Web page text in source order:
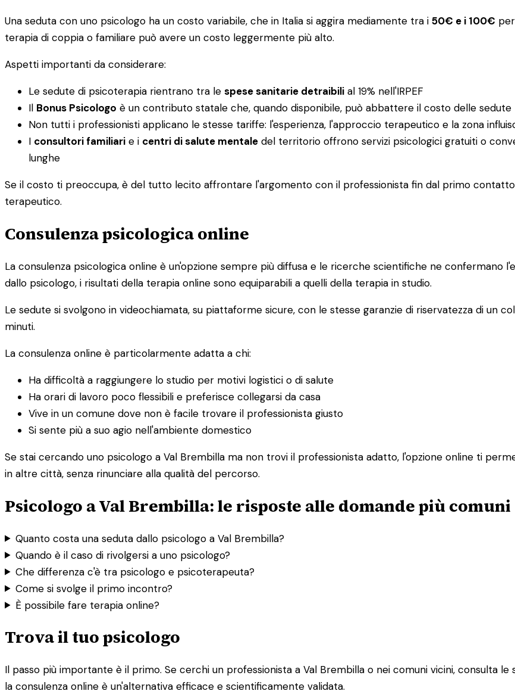
Una seduta con uno psicologo ha un costo variabile, che in Italia si aggira mediamente tra i 50€ e i 100€
terapia di coppia o familiare può avere un costo leggermente più alto.
Aspetti importanti da considerare:
Le sedute di psicoterapia rientrano tra le spese sanitarie detraibili al 19% nell'IRPEF
Il Bonus Psicologo è un contributo statale che, quando disponibile, può abbattere il costo delle
Non tutti i professionisti applicano le stesse tariffe: l'esperienza, l'approccio terapeutico e la zona
I consultori familiari e i centri di salute mentale del territorio offrono servizi psicologici gratuiti o
lunghe
Se il costo ti preoccupa, è del tutto lecito affrontare l'argomento con il professionista fin dal primo
terapeutico.
Consulenza psicologica online
La consulenza psicologica online è un'opzione sempre più diffusa e le ricerche scientifiche ne
dallo psicologo, i risultati della terapia online sono equiparabili a quelli della terapia in studio.
Le sedute si svolgono in videochiamata, su piattaforme sicure, con le stesse garanzie di riservatezza di un
minuti.
La consulenza online è particolarmente adatta a chi:
Ha difficoltà a raggiungere lo studio per motivi logistici o di salute
Ha orari di lavoro poco flessibili e preferisce collegarsi da casa
Vive in un comune dove non è facile trovare il professionista giusto
Si sente più a suo agio nell'ambiente domestico
Se stai cercando uno psicologo a Val Brembilla ma non trovi il professionista adatto, l'opzione online ti
in altre città, senza rinunciare alla qualità del percorso.
Psicologo a Val Brembilla: le risposte alle domande più comuni
Quanto costa una seduta dallo psicologo a Val Brembilla?
Quando è il caso di rivolgersi a uno psicologo?
Che differenza c'è tra psicologo e psicoterapeuta?
Come si svolge il primo incontro?
È possibile fare terapia online?
Trova il tuo psicologo
Il passo più importante è il primo. Se cerchi un professionista a Val Brembilla o nei comuni vicini, consulta
la consulenza online è un'alternativa efficace e scientificamente validata.